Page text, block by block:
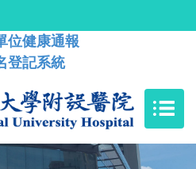
位健康通報
登記系統